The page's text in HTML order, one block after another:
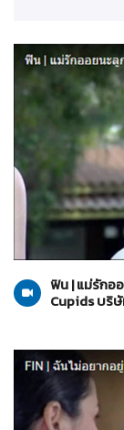
05-06-2560
ฟิน | แม่รักอ
Cupids บริ